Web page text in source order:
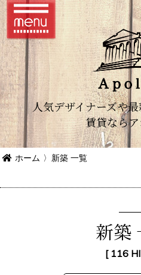
人気デザイナーズや
賃貸なら
ホーム 〉 新築 一覧
新築
[ 116